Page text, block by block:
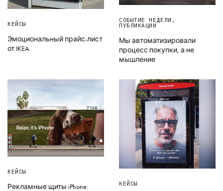
КЕЙСЫ
Эмоциональный прайс-лист
от IKEA
СОБЫТИЕ НЕДЕЛИ ,
ПУБЛИКАЦИИ
Мы автоматизировали
процесс покупки, а не
мышление
КЕЙСЫ
Рекламные щиты iPhone:
КЕЙСЫ